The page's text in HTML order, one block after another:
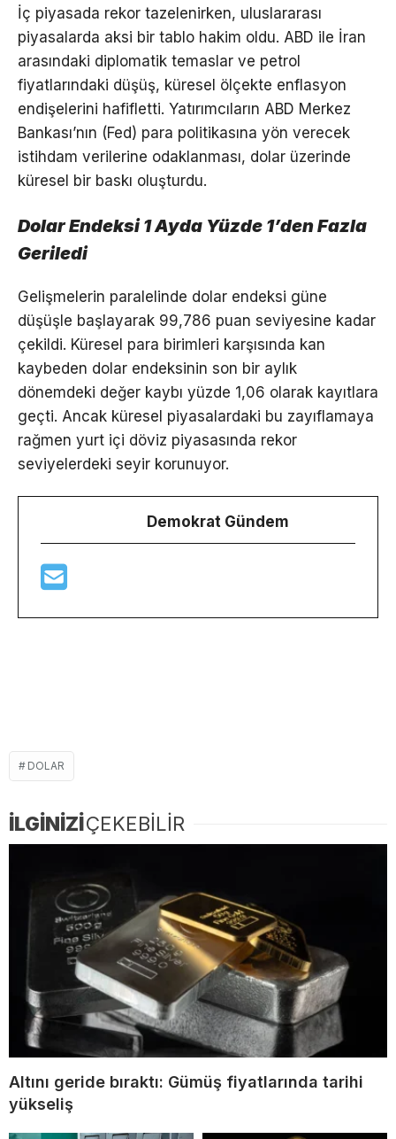
İç piyasada rekor tazelenirken, uluslararası
piyasalarda aksi bir tablo hakim oldu. ABD ile İran
arasındaki diplomatik temaslar ve petrol
fiyatlarındaki düşüş, küresel ölçekte enflasyon
endişelerini hafifletti. Yatırımcıların ABD Merkez
Bankası’nın (Fed) para politikasına yön verecek
istihdam verilerine odaklanması, dolar üzerinde
küresel bir baskı oluşturdu.
Dolar Endeksi 1 Ayda Yüzde 1’den Fazla
Geriledi
Gelişmelerin paralelinde dolar endeksi güne
düşüşle başlayarak 99,786 puan seviyesine kadar
çekildi. Küresel para birimleri karşısında kan
kaybeden dolar endeksinin son bir aylık
dönemdeki değer kaybı yüzde 1,06 olarak kayıtlara
geçti. Ancak küresel piyasalardaki bu zayıflamaya
rağmen yurt içi döviz piyasasında rekor
seviyelerdeki seyir korunuyor.
Demokrat Gündem
DOLAR
İLGİNİZİÇEKEBİLİR
Altını geride bıraktı: Gümüş fiyatlarında tarihi
yükseliş